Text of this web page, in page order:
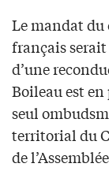
Le mandat du
français
d’une
Boileau est
seul
territorial du
de